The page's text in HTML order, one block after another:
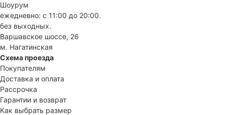
Шоурум
ежедневно: с 11:00 до 20:00.
без выходных.
Варшавское шоссе, 26
м. Нагатинская
Схема проезда
Покупателям
Доставка и оплата
Рассрочка
Гарантии и возврат
Как выбрать размер